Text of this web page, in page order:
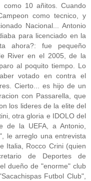
como 10 añitos. Cuando
como tecnico, y
Nacional... Antonio
para licenciado en la
ahora?: fue pequeño
River en el 2005, de la
al poquito tiempo. Lo
votado en contra el
Cierto... es hijo de un
con Passarella, que
los lideres de la elite del
otra gloria e IDOLO del
de la UEFA, a Antonio,
le arreglo una entrevista
Italia, Rocco Crini (quien
de Deportes de
dueño de "enorme" club
Futbol Club",